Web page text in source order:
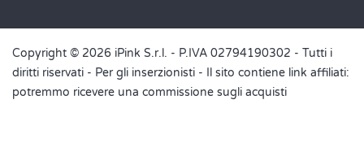
Copyright © 2026 iPink S.r.l. - P.IVA 02794190302 - Tutti i
diritti riservati - Per gli inserzionisti - Il sito contiene link affiliati:
potremmo ricevere una commissione sugli acquisti